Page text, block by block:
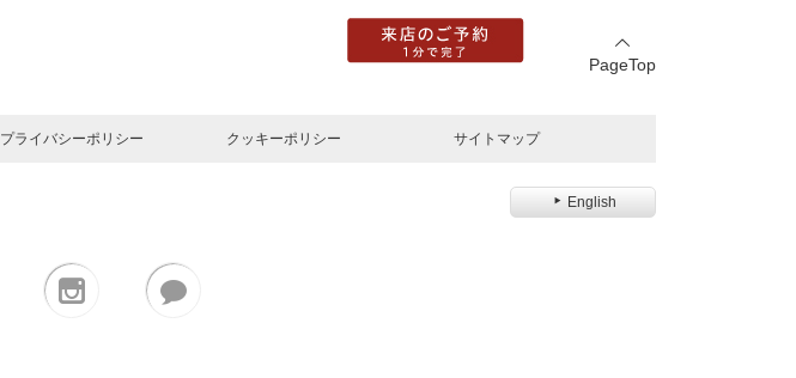
PageTop
プライバシーポリシー クッキーポリシー サイトマップ
English